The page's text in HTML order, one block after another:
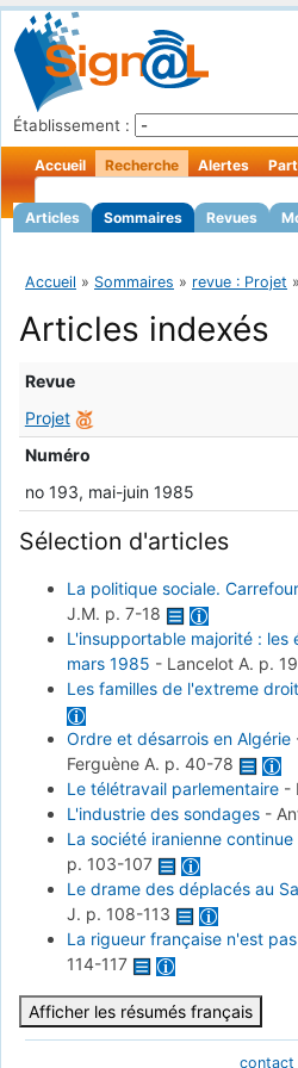
Établissement :
Accueil Recherche
Articles Sommaires Revues
Alertes
Accueil » Sommaires » revue : Projet »
Articles indexés
Revue
Projet
Numéro
no 193, mai-juin 1985
Sélection d'articles
La politique sociale.
J.M. p. 7-18
L'insupportable majorité : les
mars 1985 - Lancelot A. p.
Les familles de l'extreme
Ordre et désarrois en Algérie
Ferguène A. p. 40-78
Le télétravail parlementaire -
L'industrie des sondages -
La société iranienne
p. 103-107
Le drame des déplacés au
J. p. 108-113
La rigueur française n'est
114-117
Afficher les résumés français
contact